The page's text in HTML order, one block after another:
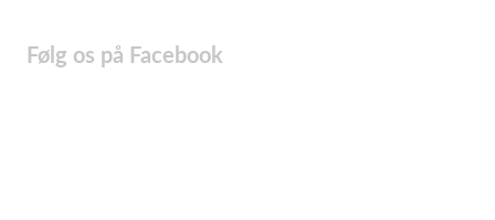
Følg os på Facebook